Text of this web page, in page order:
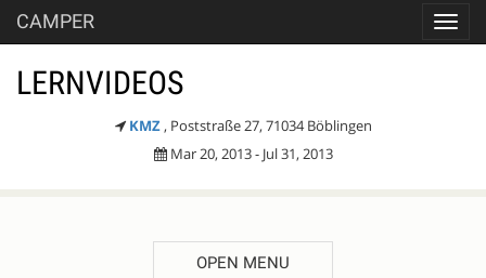
CAMPER
LERNVIDEOS
KMZ , Poststraße 27, 71034 Böblingen
Mar 20, 2013 - Jul 31, 2013
OPEN MENU